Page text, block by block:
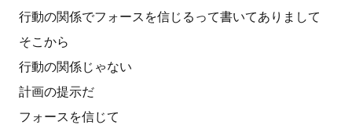
行動の関係でフォースを信じるって書いてありまして
そこから
行動の関係じゃない
計画の提示だ
フォースを信じて